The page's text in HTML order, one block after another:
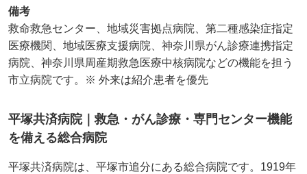
備考
救命救急センター、地域災害拠点病院、第二種感染症指定
医療機関、地域医療支援病院、神奈川県がん診療連携指定
病院、神奈川県周産期救急医療中核病院などの機能を担う
市立病院です。※ 外来は紹介患者を優先
平塚共済病院｜救急・がん診療・専門センター機能
を備える総合病院
平塚共済病院は、平塚市追分にある総合病院です。1919年